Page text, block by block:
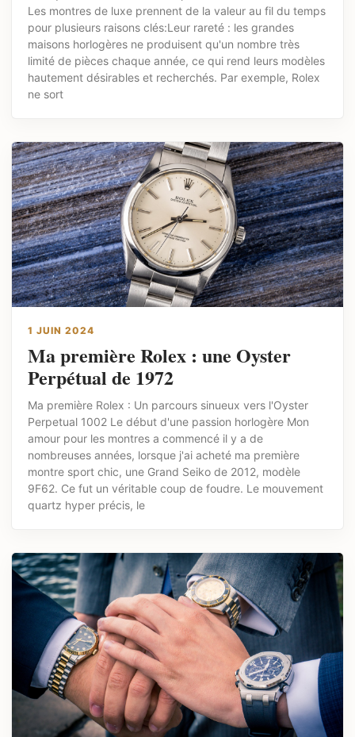
Les montres de luxe prennent de la valeur au fil du temps
pour plusieurs raisons clés:Leur rareté : les grandes
maisons horlogères ne produisent qu'un nombre très
limité de pièces chaque année, ce qui rend leurs modèles
hautement désirables et recherchés. Par exemple, Rolex
ne sort
1 JUIN 2024
Ma première Rolex : une Oyster
Perpétual de 1972
Ma première Rolex : Un parcours sinueux vers l'Oyster
Perpetual 1002 Le début d'une passion horlogère Mon
amour pour les montres a commencé il y a de
nombreuses années, lorsque j'ai acheté ma première
montre sport chic, une Grand Seiko de 2012, modèle
9F62. Ce fut un véritable coup de foudre. Le mouvement
quartz hyper précis, le